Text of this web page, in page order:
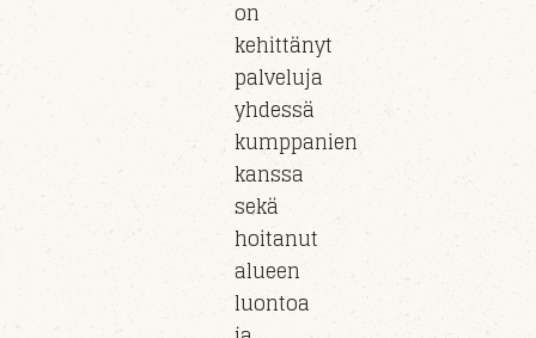
on
kehittänyt
palveluja
yhdessä
kumppanien
kanssa
sekä
hoitanut
alueen
luontoa